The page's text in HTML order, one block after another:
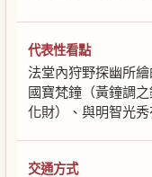
代表性看點
法堂內狩野探幽所
國寶梵鐘（黃鐘調
化財）、與明智光
交通方式